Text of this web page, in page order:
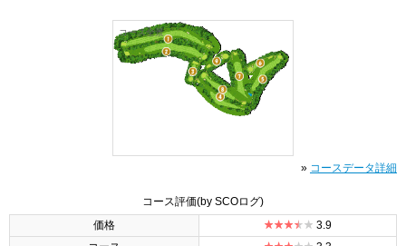
コース全景
» コースデータ詳細
コース評価(by SCOログ)
価格
3.9